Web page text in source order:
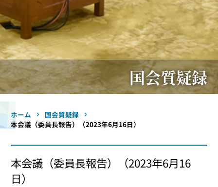
国会質疑録
ホーム
国会質疑録
本会議（委員長報告）（2023年6月16日）
本会議（委員長報告）（2023年6月16
日）